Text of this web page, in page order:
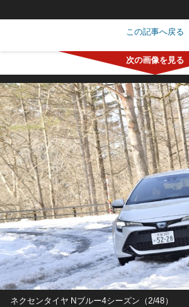
この記事へ戻る
ネクセンタイヤ Nブルー4シーズン（2/48）